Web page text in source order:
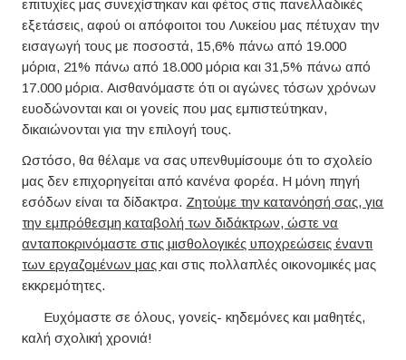
επιτυχίες μας συνεχίστηκαν και φέτος στις πανελλαδικές
εξετάσεις, αφού οι απόφοιτοι του Λυκείου μας πέτυχαν την
εισαγωγή τους με ποσοστά, 15,6% πάνω από 19.000
μόρια, 21% πάνω από 18.000 μόρια και 31,5% πάνω από
17.000 μόρια. Αισθανόμαστε ότι οι αγώνες τόσων χρόνων
ευοδώνονται και οι γονείς που μας εμπιστεύτηκαν,
δικαιώνονται για την επιλογή τους.
Ωστόσο, θα θέλαμε να σας υπενθυμίσουμε ότι το σχολείο
μας δεν επιχορηγείται από κανένα φορέα. Η μόνη πηγή
εσόδων είναι τα δίδακτρα. Ζητούμε την κατανόησή σας, για
την εμπρόθεσμη καταβολή των διδάκτρων, ώστε να
ανταποκρινόμαστε στις μισθολογικές υποχρεώσεις έναντι
των εργαζομένων μαςκαι στις πολλαπλές οικονομικές μας
εκκρεμότητες.
Ευχόμαστε σε όλους, γονείς- κηδεμόνες και μαθητές,
καλή σχολική χρονιά!